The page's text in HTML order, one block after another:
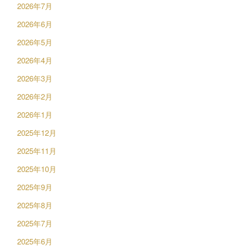
2026年7月
2026年6月
2026年5月
2026年4月
2026年3月
2026年2月
2026年1月
2025年12月
2025年11月
2025年10月
2025年9月
2025年8月
2025年7月
2025年6月